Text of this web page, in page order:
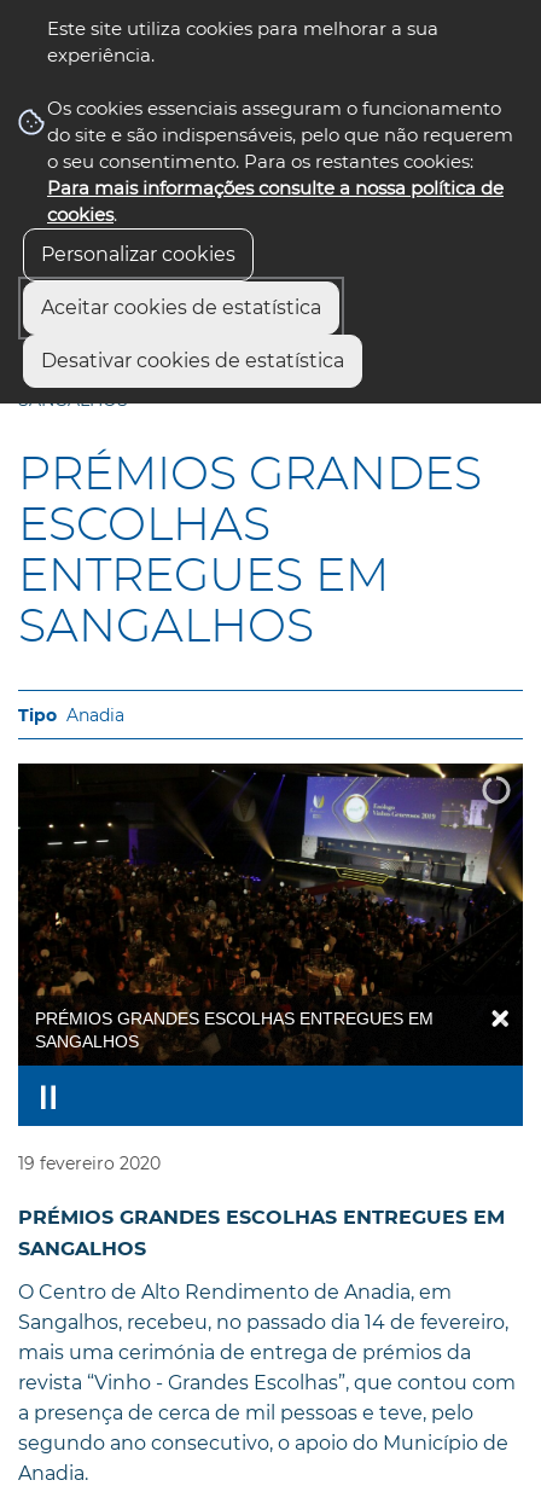
Este site utiliza cookies para melhorar a sua
experiência.
Os cookies essenciais asseguram o funcionamento
do site e são indispensáveis, pelo que não requerem
o seu consentimento. Para os restantes cookies:
Para mais informações consulte a nossa política de
cookies.
Personalizar cookies
Aceitar cookies de estatística
Desativar cookies de estatística
nos select language
Início
PRÉMIOS GRANDES ESCOLHAS ENTREGUES EM
SANGALHOS
PRÉMIOS GRANDES
ESCOLHAS
ENTREGUES EM
SANGALHOS
Anadia
PRÉMIOS GRANDES ESCOLHAS ENTREGUES EM
SANGALHOS
19 fevereiro 2020
PRÉMIOS GRANDES ESCOLHAS ENTREGUES EM
SANGALHOS
O Centro de Alto Rendimento de Anadia, em
Sangalhos, recebeu, no passado dia 14 de fevereiro,
mais uma cerimónia de entrega de prémios da
revista “Vinho - Grandes Escolhas”, que contou com
a presença de cerca de mil pessoas e teve, pelo
segundo ano consecutivo, o apoio do Município de
Anadia.